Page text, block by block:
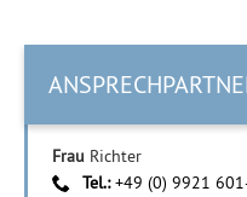
Frau Richter
Tel.:+49 (0) 9921